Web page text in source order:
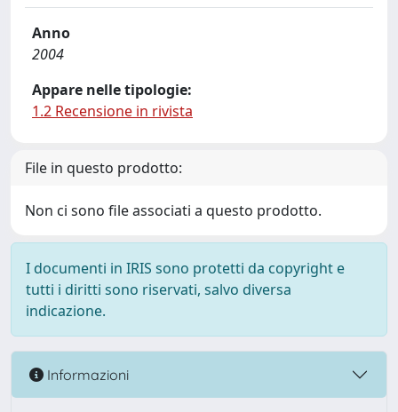
Anno
2004
Appare nelle tipologie:
1.2 Recensione in rivista
File in questo prodotto:
Non ci sono file associati a questo prodotto.
I documenti in IRIS sono protetti da copyright e
tutti i diritti sono riservati, salvo diversa
indicazione.
Informazioni